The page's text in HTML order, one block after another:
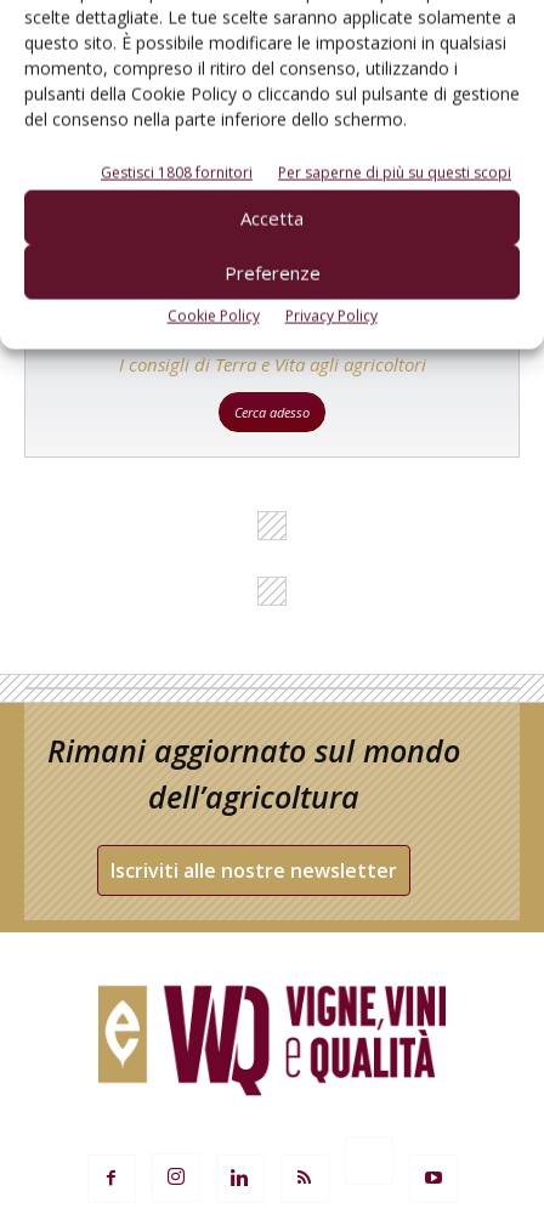
scelte dettagliate. Le tue scelte saranno applicate solamente a
questo sito. È possibile modificare le impostazioni in qualsiasi
momento, compreso il ritiro del consenso, utilizzando i
pulsanti della Cookie Policy o cliccando sul pulsante di gestione
del consenso nella parte inferiore dello schermo.
Gestisci 1808 fornitori Per saperne di più su questi scopi
Accetta
Preferenze
Cookie Policy Privacy Policy
Catalogo Aziende e Prodotti
Un modo semplice per cercare un'azienda o un
Cerca adesso
L'Esperto risponde
I consigli di Terra e Vita agli agricoltori
Cerca adesso
Rimani aggiornato sul mondo
dell’agricoltura
Iscriviti alle nostre newsletter